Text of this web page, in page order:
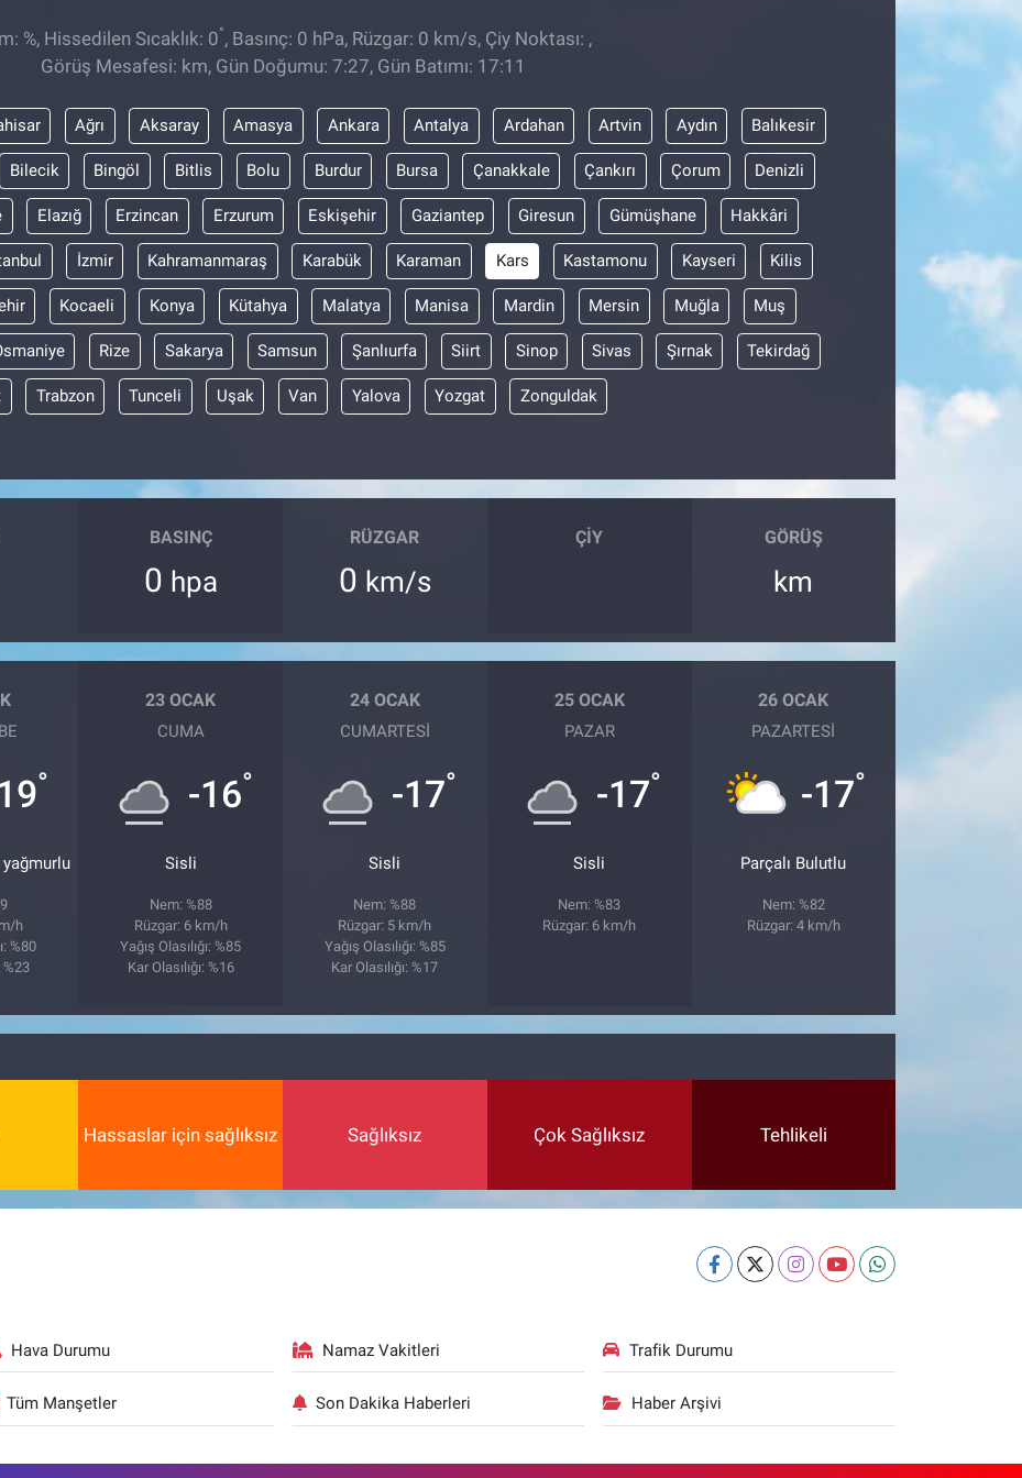
%, Hissedilen Sıcaklık: 0°, Basınç: 0 hPa, Rüzgar: 0 km/s, Çiy Noktası: ,
Görüş Mesafesi: km, Gün Doğumu: 7:27, Gün Batımı: 17:11
Ağrı Aksaray Amasya Ankara Antalya Ardahan Artvin Aydın Balıkesir
Bilecik Bingöl Bitlis Bolu Burdur Bursa Çanakkale Çankırı Çorum Denizli
Elazığ Erzincan Erzurum Eskişehir Gaziantep Giresun Gümüşhane Hakkâri
İzmir Kahramanmaraş Karabük Karaman Kars Kastamonu Kayseri Kilis
Kocaeli Konya Kütahya Malatya Manisa Mardin Mersin Muğla Muş
Rize Sakarya Samsun Şanlıurfa Siirt Sinop Sivas Şırnak Tekirdağ
Trabzon Tunceli Uşak Van Yalova Yozgat Zonguldak
BASINÇ
0 hpa
RÜZGAR
0 km/s
ÇIY GÖRÜŞ
km
°
h
%80
%23
23 OCAK
CUMA
-16°
Sisli
Nem: %88
Rüzgar: 6 km/h
Yağış Olasılığı: %85
Kar Olasılığı: %16
24 OCAK
CUMARTESI
-17°
Sisli
Nem: %88
Rüzgar: 5 km/h
Yağış Olasılığı: %85
Kar Olasılığı: %17
25 OCAK
PAZAR
-17°
Sisli
Nem: %83
Rüzgar: 6 km/h
26 OCAK
PAZARTESI
-17°
Parçalı Bulutlu
Nem: %82
Rüzgar: 4 km/h
Hassaslar için sağlıksız Sağlıksız Çok Sağlıksız Tehlikeli
Hava Durumu Namaz Vakitleri Trafik Durumu
Tüm Manşetler Son Dakika Haberleri Haber Arşivi